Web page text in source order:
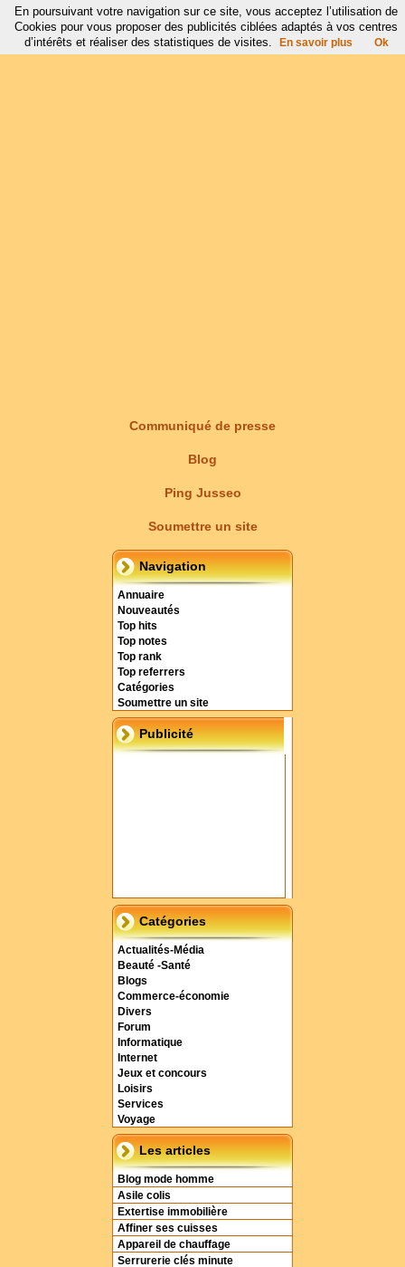
Communiqué de presse
Blog
Ping Jusseo
Soumettre un site
Navigation
Annuaire
Nouveautés
Top hits
Top notes
Top rank
Top referrers
Catégories
Soumettre un site
Publicité
Catégories
Actualités-Média
Beauté -Santé
Blogs
Commerce-économie
Divers
Forum
Informatique
Internet
Jeux et concours
Loisirs
Services
Voyage
Les articles
Blog mode homme
Asile colis
Extertise immobilière
Affiner ses cuisses
Appareil de chauffage
Serrurerie clés minute
En poursuivant votre navigation sur ce site, vous acceptez l’utilisation de
Cookies pour vous proposer des publicités ciblées adaptés à vos centres
d’intérêts et réaliser des statistiques de visites.
En savoir plus Ok